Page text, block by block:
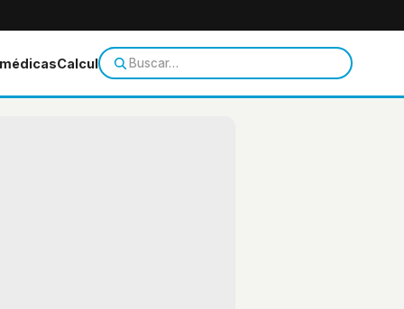
CalculadorasTemas de salud